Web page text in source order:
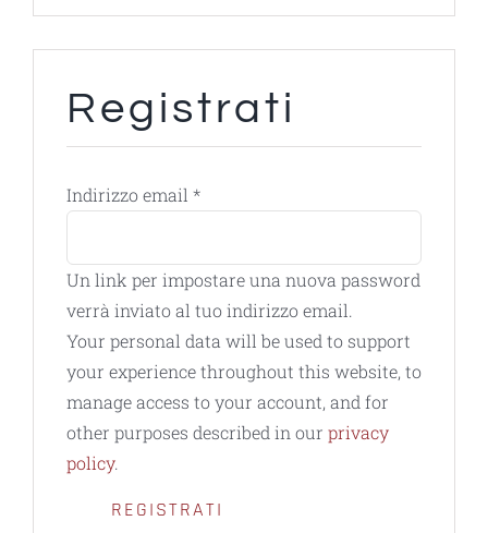
Registrati
Indirizzo email *Richiesto
Un link per impostare una nuova password
verrà inviato al tuo indirizzo email.
Your personal data will be used to support
your experience throughout this website, to
manage access to your account, and for
other purposes described in our privacy
policy.
REGISTRATI